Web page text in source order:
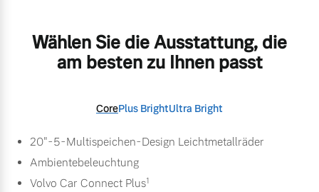
Wählen Sie die Ausstattung, die
am besten zu Ihnen passt
CorePlus BrightUltra Bright
20"-5-Multispeichen-Design Leichtmetallräder
Ambientebeleuchtung
Volvo Car Connect Plus1